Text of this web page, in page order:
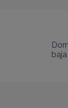
baja